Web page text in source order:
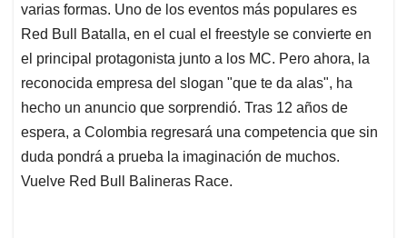
varias formas. Uno de los eventos más populares es
Red Bull Batalla, en el cual el freestyle se convierte en
el principal protagonista junto a los MC. Pero ahora, la
reconocida empresa del slogan "que te da alas", ha
hecho un anuncio que sorprendió. Tras 12 años de
espera, a Colombia regresará una competencia que sin
duda pondrá a prueba la imaginación de muchos.
Vuelve Red Bull Balineras Race.